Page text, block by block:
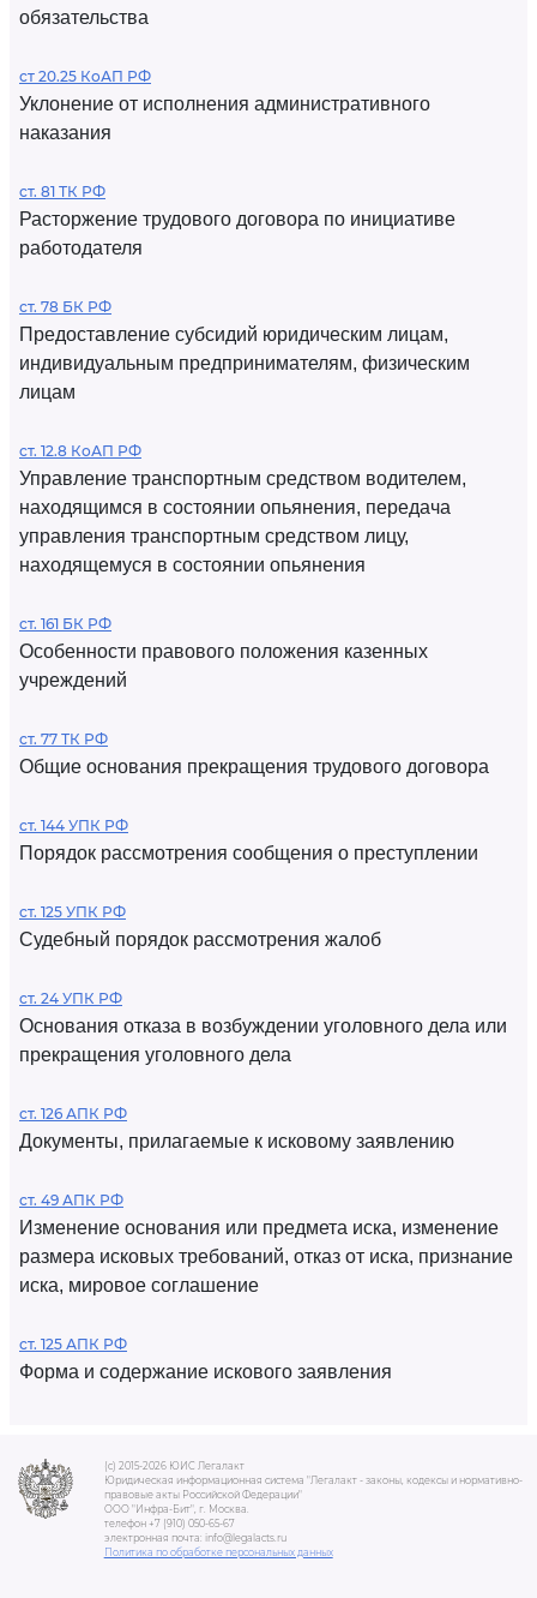
обязательства
ст 20.25 КоАП РФ
Уклонение от исполнения административного
наказания
ст. 81 ТК РФ
Расторжение трудового договора по инициативе
работодателя
ст. 78 БК РФ
Предоставление субсидий юридическим лицам,
индивидуальным предпринимателям, физическим
лицам
ст. 12.8 КоАП РФ
Управление транспортным средством водителем,
находящимся в состоянии опьянения, передача
управления транспортным средством лицу,
находящемуся в состоянии опьянения
ст. 161 БК РФ
Особенности правового положения казенных
учреждений
ст. 77 ТК РФ
Общие основания прекращения трудового договора
ст. 144 УПК РФ
Порядок рассмотрения сообщения о преступлении
ст. 125 УПК РФ
Судебный порядок рассмотрения жалоб
ст. 24 УПК РФ
Основания отказа в возбуждении уголовного дела или
прекращения уголовного дела
ст. 126 АПК РФ
Документы, прилагаемые к исковому заявлению
ст. 49 АПК РФ
Изменение основания или предмета иска, изменение
размера исковых требований, отказ от иска, признание
иска, мировое соглашение
ст. 125 АПК РФ
Форма и содержание искового заявления
(c) 2015-2026 ЮИС Легалакт
Юридическая информационная система "Легалакт - законы, кодексы и нормативно-
правовые акты Российской Федерации"
ООО "Инфра-Бит", г. Москва.
телефон +7 (910) 050-65-67
электронная почта: info@legalacts.ru
Политика по обработке персональных данных